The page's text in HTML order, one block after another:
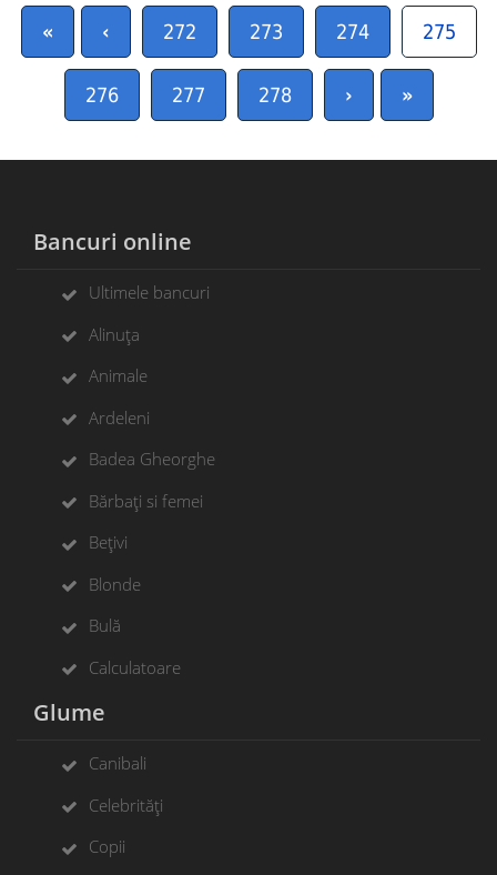
« ‹ 272 273 274 275
276 277 278 › »
Bancuri online
Ultimele bancuri
Alinuța
Animale
Ardeleni
Badea Gheorghe
Bărbați si femei
Bețivi
Blonde
Bulă
Calculatoare
Glume
Canibali
Celebrități
Copii